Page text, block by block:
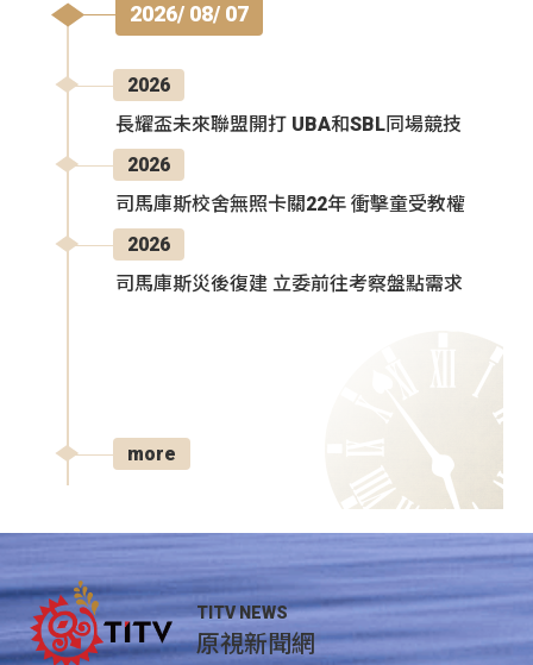
2026/ 08/ 07
2026
長耀盃未來聯盟開打 UBA和SBL同場競技
2026
司馬庫斯校舍無照卡關22年 衝擊童受教權
2026
司馬庫斯災後復建 立委前往考察盤點需求
more
TITV NEWS
原視新聞網